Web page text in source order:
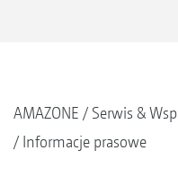
AMAZONE Serwis &
Informacje prasowe